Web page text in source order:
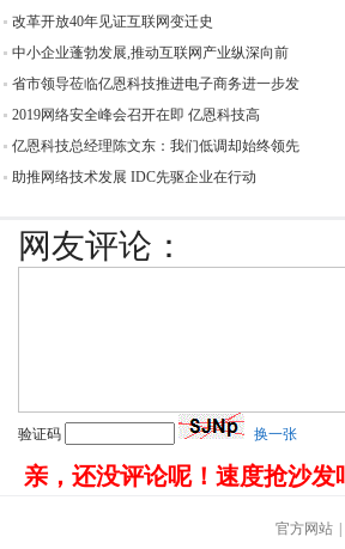
改革开放40年见证互联网变迁史
中小企业蓬勃发展,推动互联网产业纵深向前
省市领导莅临亿恩科技推进电子商务进一步发
2019网络安全峰会召开在即 亿恩科技高
亿恩科技总经理陈文东：我们低调却始终领先
助推网络技术发展 IDC先驱企业在行动
网友评论：
验证码 换一张
亲，还没评论呢！速度抢沙发
官方网站